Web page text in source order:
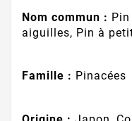
Nom commun :
aiguilles, Pin à
Famille : Pinacées